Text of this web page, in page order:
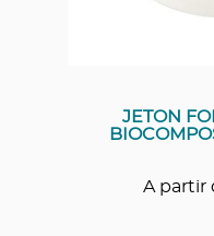
JETON
A partir